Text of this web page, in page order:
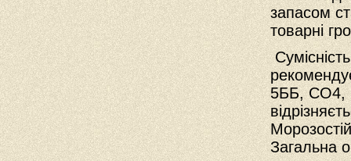
запасом
товарні
5ББ, СО4,
Загальна